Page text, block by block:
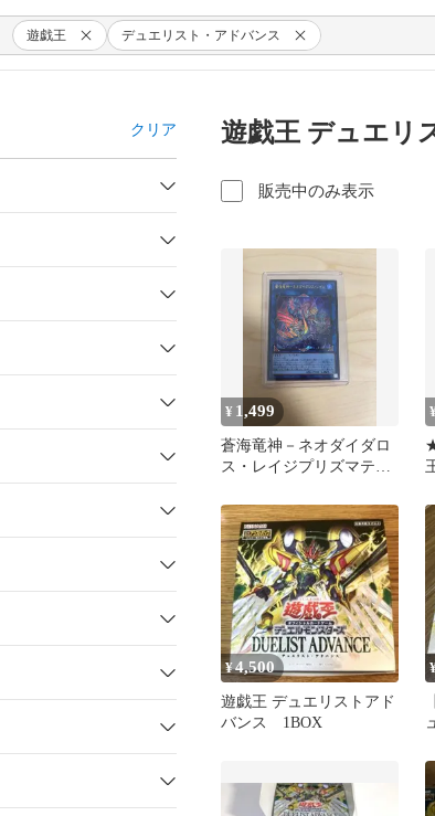
遊戯王 デュエリスト・アドバンス
クリア 遊戯王 デュエリ
販売中のみ表示
¥ 1,499
蒼海竜神－ネオダイダロ
ス・レイジプリズマティ
¥4,500
遊戯王 デュエリストアド
バンス 1BOX